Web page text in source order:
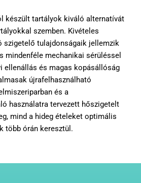
készült tartályok kiváló alternatívát
szemben. Kivételes
szigetelő tulajdonságaik jellemzik
mindenféle mechanikai sérüléssel
ellenállás és magas kopásállóság
újrafelhasználható
és a
használatra tervezett hőszigetelt
mind a hideg ételeket optimális
több órán keresztül.